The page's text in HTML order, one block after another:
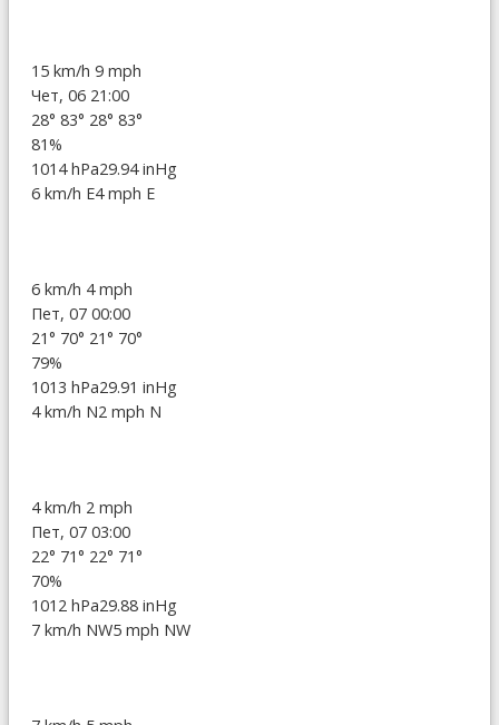
15 km/h 9 mph
Чет, 06 21:00
28° 83° 28° 83°
81%
1014 hPa29.94 inHg
6 km/h E4 mph E
6 km/h 4 mph
Пет, 07 00:00
21° 70° 21° 70°
79%
1013 hPa29.91 inHg
4 km/h N2 mph N
4 km/h 2 mph
Пет, 07 03:00
22° 71° 22° 71°
70%
1012 hPa29.88 inHg
7 km/h NW5 mph NW